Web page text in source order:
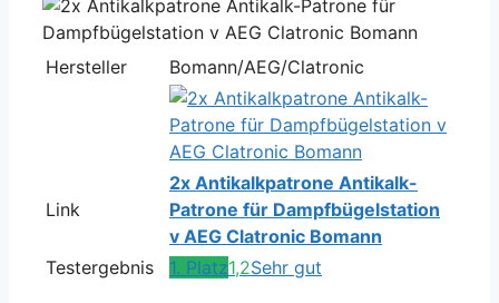
Hersteller Bomann/AEG/Clatronic
Link
2x Antikalkpatrone Antikalk-
Patrone für Dampfbügelstation
v AEG Clatronic Bomann
Testergebnis
1. Platz1,2Sehr gut